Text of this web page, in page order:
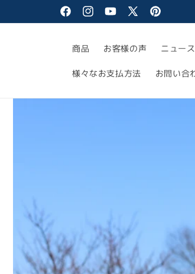
進む
FacebookInstagramYouTube
X
Pinterest
商品 お客様の声 ニュース
様々なお支払方法 お問い合